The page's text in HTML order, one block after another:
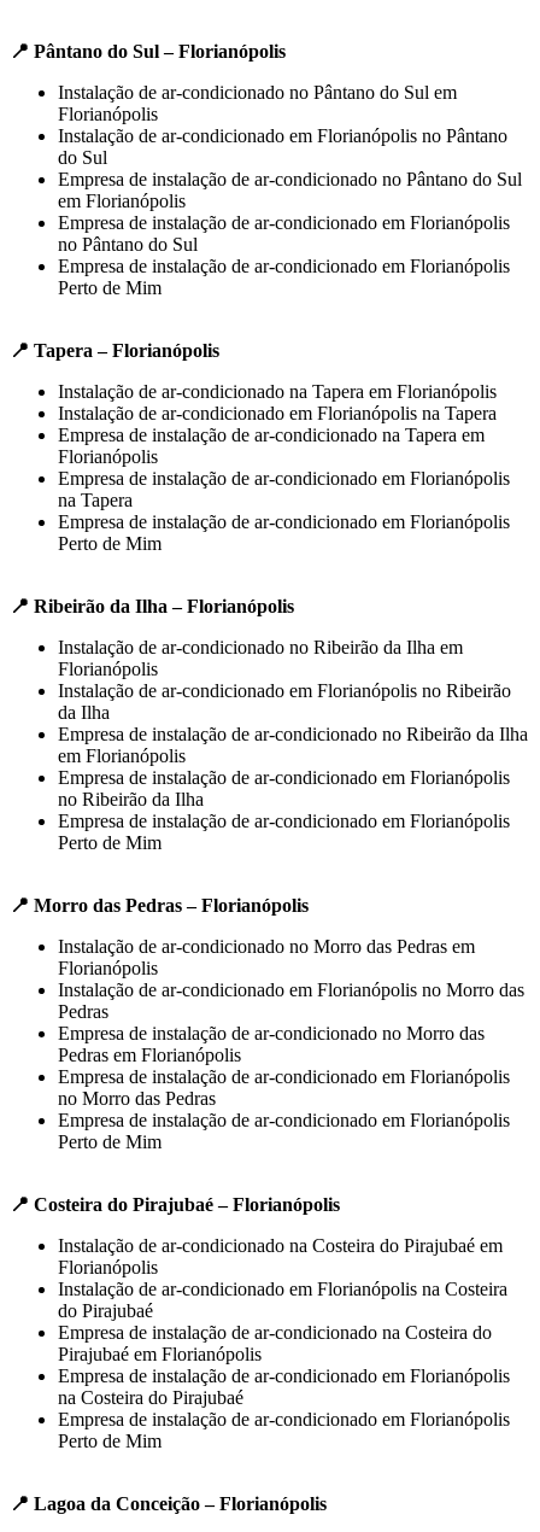
📍 Pântano do Sul – Florianópolis
Instalação de ar-condicionado no Pântano do Sul em
Florianópolis
Instalação de ar-condicionado em Florianópolis no Pântano
do Sul
Empresa de instalação de ar-condicionado no Pântano do Sul
em Florianópolis
Empresa de instalação de ar-condicionado em Florianópolis
no Pântano do Sul
Empresa de instalação de ar-condicionado em Florianópolis
Perto de Mim
📍 Tapera – Florianópolis
Instalação de ar-condicionado na Tapera em Florianópolis
Instalação de ar-condicionado em Florianópolis na Tapera
Empresa de instalação de ar-condicionado na Tapera em
Florianópolis
Empresa de instalação de ar-condicionado em Florianópolis
na Tapera
Empresa de instalação de ar-condicionado em Florianópolis
Perto de Mim
📍 Ribeirão da Ilha – Florianópolis
Instalação de ar-condicionado no Ribeirão da Ilha em
Florianópolis
Instalação de ar-condicionado em Florianópolis no Ribeirão
da Ilha
Empresa de instalação de ar-condicionado no Ribeirão da Ilha
em Florianópolis
Empresa de instalação de ar-condicionado em Florianópolis
no Ribeirão da Ilha
Empresa de instalação de ar-condicionado em Florianópolis
Perto de Mim
📍 Morro das Pedras – Florianópolis
Instalação de ar-condicionado no Morro das Pedras em
Florianópolis
Instalação de ar-condicionado em Florianópolis no Morro das
Pedras
Empresa de instalação de ar-condicionado no Morro das
Pedras em Florianópolis
Empresa de instalação de ar-condicionado em Florianópolis
no Morro das Pedras
Empresa de instalação de ar-condicionado em Florianópolis
Perto de Mim
📍 Costeira do Pirajubaé – Florianópolis
Instalação de ar-condicionado na Costeira do Pirajubaé em
Florianópolis
Instalação de ar-condicionado em Florianópolis na Costeira
do Pirajubaé
Empresa de instalação de ar-condicionado na Costeira do
Pirajubaé em Florianópolis
Empresa de instalação de ar-condicionado em Florianópolis
na Costeira do Pirajubaé
Empresa de instalação de ar-condicionado em Florianópolis
Perto de Mim
📍 Lagoa da Conceição – Florianópolis